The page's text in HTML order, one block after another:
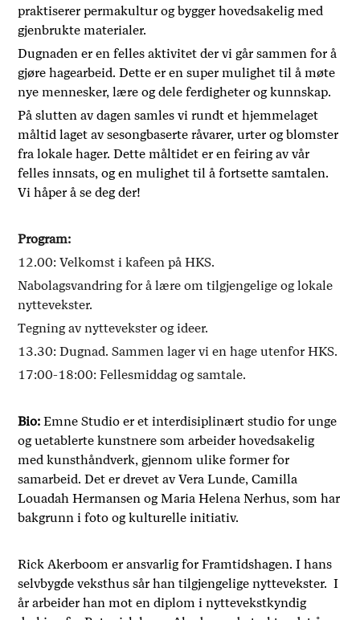
praktiserer permakultur og bygger hovedsakelig med
gjenbrukte materialer.
Dugnaden er en felles aktivitet der vi går sammen for å
gjøre hagearbeid. Dette er en super mulighet til å møte
nye mennesker, lære og dele ferdigheter og kunnskap.
På slutten av dagen samles vi rundt et hjemmelaget
måltid laget av sesongbaserte råvarer, urter og blomster
fra lokale hager. Dette måltidet er en feiring av vår
felles innsats, og en mulighet til å fortsette samtalen.
Vi håper å se deg der!
Program:
12.00: Velkomst i kafeen på HKS.
Nabolagsvandring for å lære om tilgjengelige og lokale
nyttevekster.
Tegning av nyttevekster og ideer.
13.30: Dugnad. Sammen lager vi en hage utenfor HKS.
17:00-18:00: Fellesmiddag og samtale.
Bio:Emne Studio er et interdisiplinært studio for unge
og uetablerte kunstnere som arbeider hovedsakelig
med kunsthåndverk, gjennom ulike former for
samarbeid. Det er drevet av Vera Lunde,Camilla
Louadah Hermansen og Maria Helena Nerhus, som har
bakgrunn i foto og kulturelle initiativ.
Rick Akerboom er ansvarlig for Framtidshagen. I hans
selvbygde veksthus sår han tilgjengelige nyttevekster. I
år arbeider han mot en diplom i nyttevekstkyndig